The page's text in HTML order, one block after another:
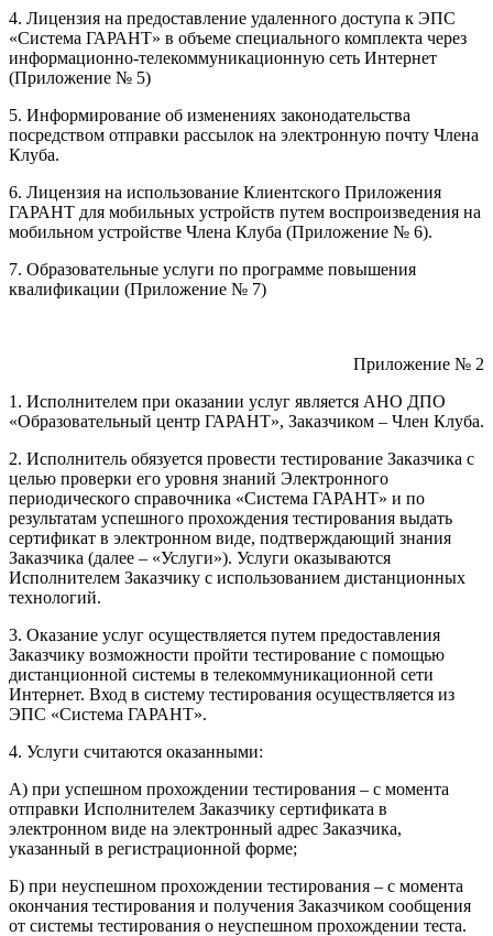
4. Лицензия на предоставление удаленного доступа к ЭПС
«Система ГАРАНТ» в объеме специального комплекта через
информационно-телекоммуникационную сеть Интернет
(Приложение № 5)
5. Информирование об изменениях законодательства
посредством отправки рассылок на электронную почту Члена
Клуба.
6. Лицензия на использование Клиентского Приложения
ГАРАНТ для мобильных устройств путем воспроизведения на
мобильном устройстве Члена Клуба (Приложение № 6).
7. Образовательные услуги по программе повышения
квалификации (Приложение № 7)
Приложение № 2
1. Исполнителем при оказании услуг является АНО ДПО
«Образовательный центр ГАРАНТ», Заказчиком – Член Клуба.
2. Исполнитель обязуется провести тестирование Заказчика с
целью проверки его уровня знаний Электронного
периодического справочника «Система ГАРАНТ» и по
результатам успешного прохождения тестирования выдать
сертификат в электронном виде, подтверждающий знания
Заказчика (далее – «Услуги»). Услуги оказываются
Исполнителем Заказчику с использованием дистанционных
технологий.
3. Оказание услуг осуществляется путем предоставления
Заказчику возможности пройти тестирование с помощью
дистанционной системы в телекоммуникационной сети
Интернет. Вход в систему тестирования осуществляется из
ЭПС «Система ГАРАНТ».
4. Услуги считаются оказанными:
А) при успешном прохождении тестирования – с момента
отправки Исполнителем Заказчику сертификата в
электронном виде на электронный адрес Заказчика,
указанный в регистрационной форме;
Б) при неуспешном прохождении тестирования – с момента
окончания тестирования и получения Заказчиком сообщения
от системы тестирования о неуспешном прохождении теста.